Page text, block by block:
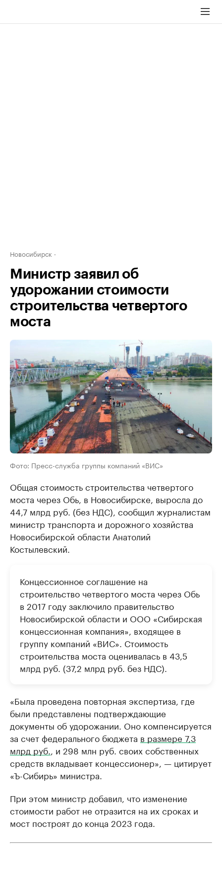
Новосибирск
Министр заявил об
удорожании стоимости
строительства четвертого
моста
Фото: Пресс-служба группы компаний «ВИС»
Общая стоимость строительства четвертого
моста через Обь, в Новосибирске, выросла до
44,7 млрд руб. (без НДС), сообщил журналистам
министр транспорта и дорожного хозяйства
Новосибирской области Анатолий
Костылевский.
Концессионное соглашение на
строительство четвертого моста через Обь
в 2017 году заключило правительство
Новосибирской области и ООО «Сибирская
концессионная компания», входящее в
группу компаний «ВИС». Стоимость
строительства моста оценивалась в 43,5
млрд руб. (37,2 млрд руб. без НДС).
«Была проведена повторная экспертиза, где
были представлены подтверждающие
документы об удорожании. Оно компенсируется
за счет федерального бюджета в размере 7,3
млрд руб.
, и 298 млн руб. своих собственных
средств вкладывает концессионер», — цитирует
«Ъ-Сибирь» министра.
При этом министр добавил, что изменение
стоимости работ не отразится на их сроках и
мост построят до конца 2023 года.